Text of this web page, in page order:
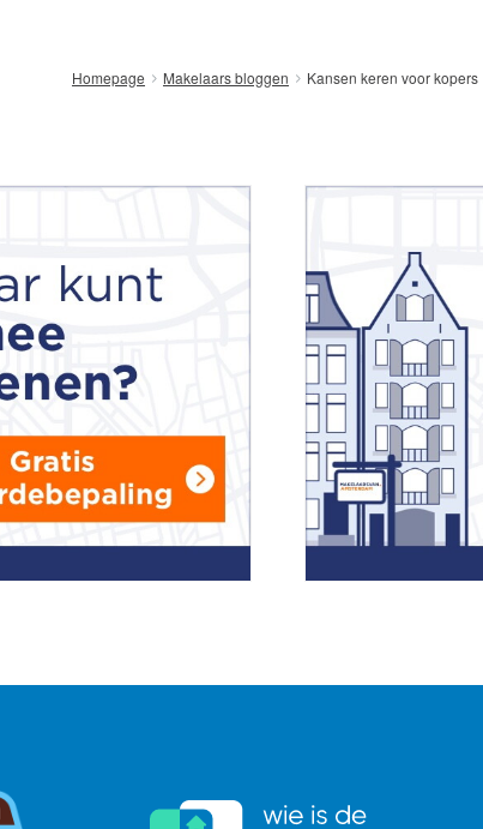
Homepage Makelaars bloggen Kansen keren voor kopers